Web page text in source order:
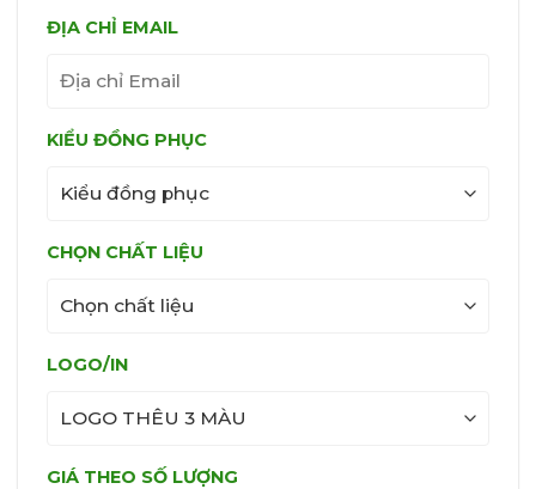
ĐỊA CHỈ EMAIL
KIỂU ĐỒNG PHỤC
CHỌN CHẤT LIỆU
LOGO/IN
GIÁ THEO SỐ LƯỢNG